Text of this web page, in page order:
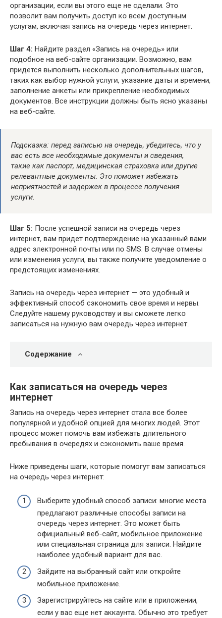
организации, если вы этого еще не сделали. Это
позволит вам получить доступ ко всем доступным
услугам, включая запись на очередь через интернет.
Шаг 4: Найдите раздел «Запись на очередь» или
подобное на веб-сайте организации. Возможно, вам
придется выполнить несколько дополнительных шагов,
таких как выбор нужной услуги, указание даты и времени,
заполнение анкеты или прикрепление необходимых
документов. Все инструкции должны быть ясно указаны
на веб-сайте.
Подсказка: перед записью на очередь, убедитесь, что у
вас есть все необходимые документы и сведения,
такие как паспорт, медицинская страховка или другие
релевантные документы. Это поможет избежать
неприятностей и задержек в процессе получения
услуги.
Шаг 5: После успешной записи на очередь через
интернет, вам придет подтверждение на указанный вами
адрес электронной почты или по SMS. В случае отмены
или изменения услуги, вы также получите уведомление о
предстоящих изменениях.
Запись на очередь через интернет — это удобный и
эффективный способ сэкономить свое время и нервы.
Следуйте нашему руководству и вы сможете легко
записаться на нужную вам очередь через интернет.
Содержание
Как записаться на очередь через
интернет
Запись на очередь через интернет стала все более
популярной и удобной опцией для многих людей. Этот
процесс может помочь вам избежать длительного
пребывания в очередях и сэкономить ваше время.
Ниже приведены шаги, которые помогут вам записаться
на очередь через интернет:
Выберите удобный способ записи: многие места
предлагают различные способы записи на
очередь через интернет. Это может быть
официальный веб-сайт, мобильное приложение
или специальная страница для записи. Найдите
наиболее удобный вариант для вас.
Зайдите на выбранный сайт или откройте
мобильное приложение.
Зарегистрируйтесь на сайте или в приложении,
если у вас еще нет аккаунта. Обычно это требует